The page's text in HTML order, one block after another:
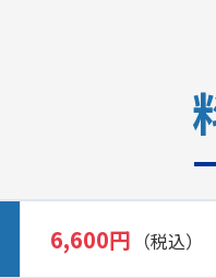
6,600円 （税込）